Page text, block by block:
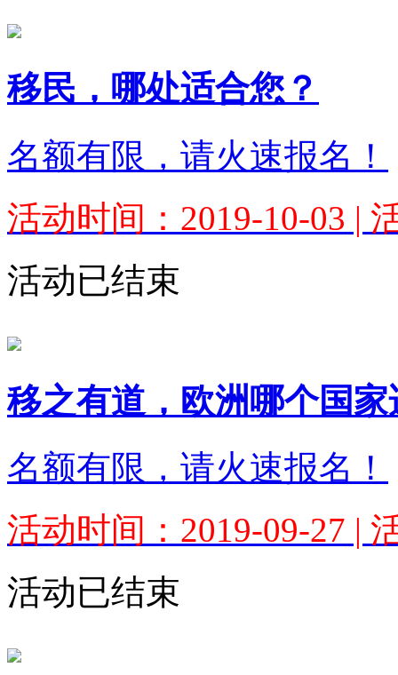
移民，哪处适合您？
名额有限，请火速报名！
活动时间：2019-10-03 |
活动已结束
移之有道，欧洲哪个国
名额有限，请火速报名！
活动时间：2019-09-27 |
活动已结束